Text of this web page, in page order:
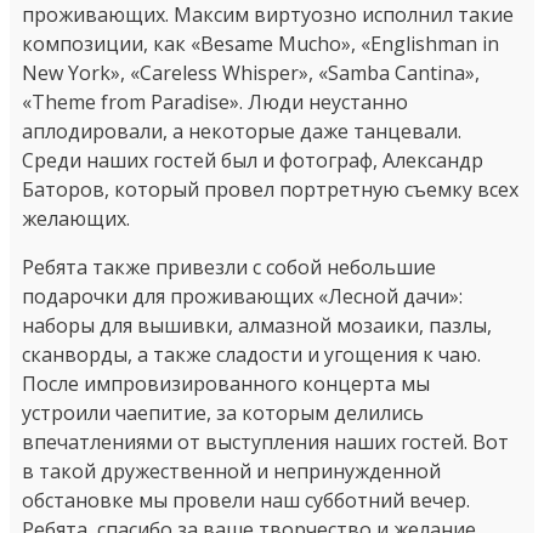
проживающих. Максим виртуозно исполнил такие
композиции, как «Besame Mucho», «Englishman in
New York», «Careless Whisper», «Samba Cantina»,
«Theme from Paradise». Люди неустанно
аплодировали, а некоторые даже танцевали.
Среди наших гостей был и фотограф, Александр
Баторов, который провел портретную съемку всех
желающих.
Ребята также привезли с собой небольшие
подарочки для проживающих «Лесной дачи»:
наборы для вышивки, алмазной мозаики, пазлы,
сканворды, а также сладости и угощения к чаю.
После импровизированного концерта мы
устроили чаепитие, за которым делились
впечатлениями от выступления наших гостей. Вот
в такой дружественной и непринужденной
обстановке мы провели наш субботний вечер.